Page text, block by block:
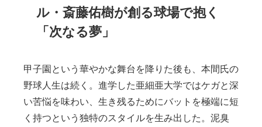
ル・斎藤佑樹が創る球場で抱く
「次なる夢」
甲子園という華やかな舞台を降りた後も、本間氏の
野球人生は続く。進学した亜細亜大学ではケガと深
い苦悩を味わい、生き残るためにバットを極端に短
く持つという独特のスタイルを生み出した。泥臭